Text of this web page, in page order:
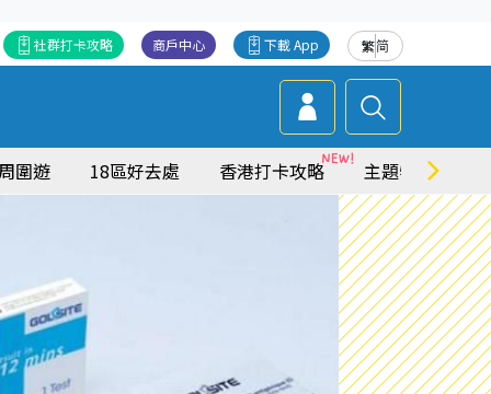
繁简
下載 App
商戶中心
社群打卡攻略
圍遊 18區好去處 香港打卡攻略 主題特集